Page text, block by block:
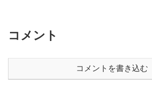
コメント
コメントを書き込む